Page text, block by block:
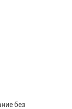
без